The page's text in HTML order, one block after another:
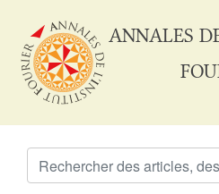
ANNALES